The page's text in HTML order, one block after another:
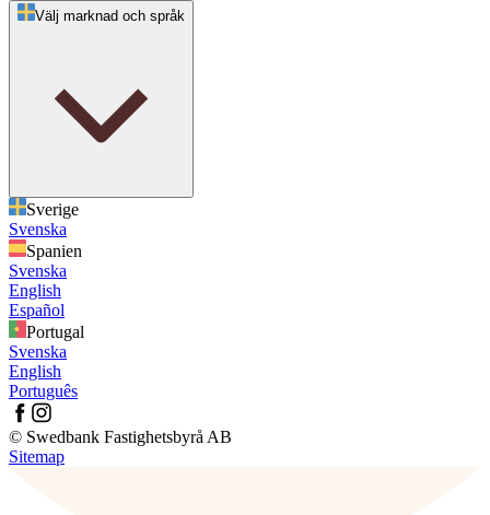
Välj marknad och språk
Sverige
Svenska
Spanien
Svenska
English
Español
Portugal
Svenska
English
Português
© Swedbank Fastighetsbyrå AB
Sitemap